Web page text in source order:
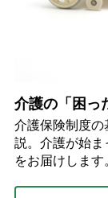
介護の「困っ
介護保険制度
説。介護が始ま
をお届けします